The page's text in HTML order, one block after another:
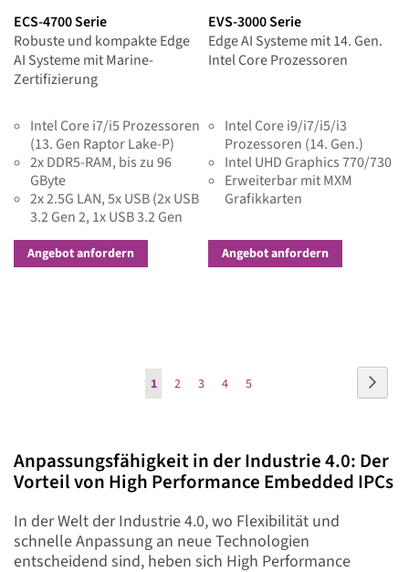
ECS-4700 Serie
Robuste und kompakte Edge
AI Systeme mit Marine-
Zertifizierung
Intel Core i7/i5 Prozessoren
(13. Gen Raptor Lake-P)
2x DDR5-RAM, bis zu 96
GByte
2x 2.5G LAN, 5x USB (2x USB
3.2 Gen 2, 1x USB 3.2 Gen
COM RS-232/422/485, 16
GPIO (optional isoliert)
Angebot anfordern
EVS-3000 Serie
Edge AI Systeme mit 14. Gen.
Intel Core Prozessoren
Intel Core i9/i7/i5/i3
Prozessoren (14. Gen.)
Intel UHD Graphics 770/730
Erweiterbar mit MXM
Grafikkarten
Angebot anfordern
Seite
Sie
Seite
1 Seite
2 Seite
3 Seite
4 Seite
5
Anpassungsfähigkeit in der Industrie 4.0: Der
Vorteil von High Performance Embedded IPCs
In der Welt der Industrie 4.0, wo Flexibilität und
schnelle Anpassung an neue Technologien
entscheidend sind, heben sich High Performance